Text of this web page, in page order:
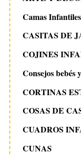
Camas Infantiles
CASITAS DE
COJINES
Consejos bebés
CORTINAS
COSAS DE
CUADROS
CUNAS